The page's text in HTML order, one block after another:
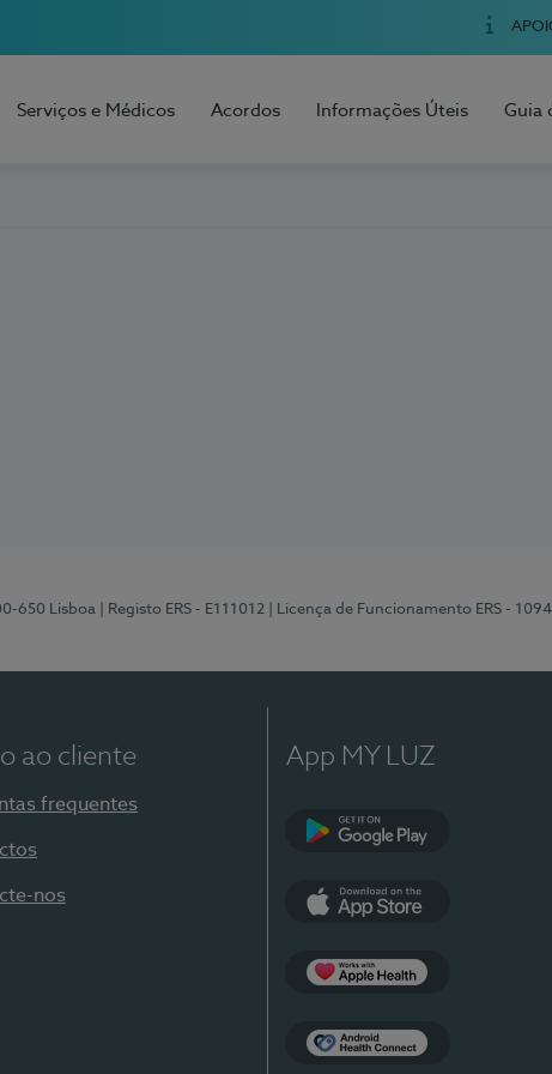
Serviços e Médicos Acordos Informações Úteis Guia
650 Lisboa | Registo ERS - E111012 | Licença de Funcionamento ERS -
ao cliente
frequentes
nos
App MY LUZ